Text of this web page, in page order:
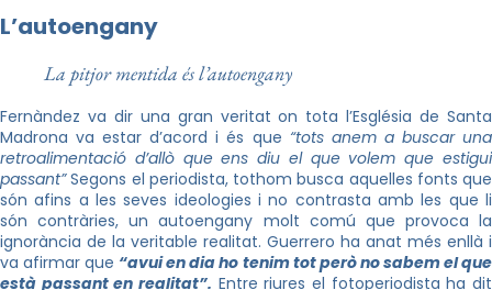
L’autoengany
La pitjor mentida és l’autoengany
Fernàndez va dir una gran veritat on tota l’Església de Santa
Madrona va estar d’acord i és que “tots anem a buscar una
retroalimentació d’allò que ens diu el que volem que estigui
passant”Segons el periodista, tothom busca aquelles fonts que
són afins a les seves ideologies i no contrasta amb les que li
són contràries, un autoengany molt comú que provoca la
ignorància de la veritable realitat. Guerrero ha anat més enllà i
va afirmar que “avui en dia ho tenim tot però no sabem el que
està passant en realitat”. Entre riures el fotoperiodista ha dit